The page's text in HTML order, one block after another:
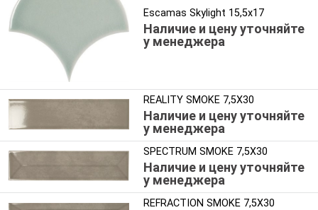
Escamas Skylight 15,5x17
Наличие и цену уточняйте
у менеджера
REALITY SMOKE 7,5X30
Наличие и цену уточняйте
у менеджера
SPECTRUM SMOKE 7,5X30
Наличие и цену уточняйте
у менеджера
REFRACTION SMOKE 7,5X30